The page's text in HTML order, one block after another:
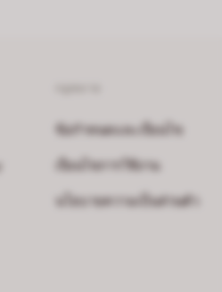
ข้อกำหนดและเงื่อนไข
เงื่อนไขการใช้งาน
นโยบายความเป็นส่วนตัว